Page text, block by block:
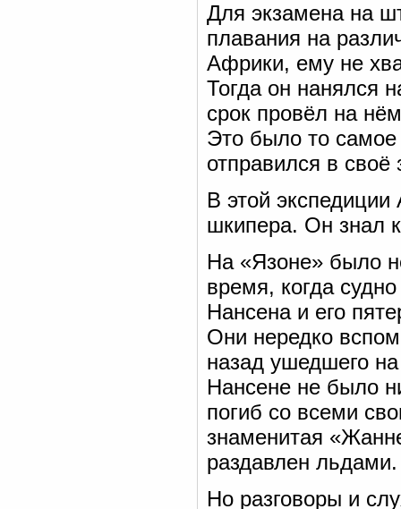
Для экзамена на
плавания на
Африки, ему не
Тогда он нанялся
срок провёл на
Это было то самое
отправился в
В этой
шкипера. Он знал
На «Язоне» было
время, когда
Нансена и его
Они нередко
назад ушедшего
Нансене не было
погиб со всеми
знаменитая
раздавлен льдами.
Но разговоры и